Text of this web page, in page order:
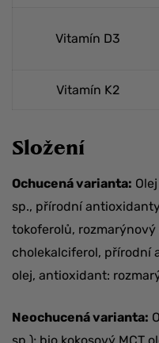
Vitamín D3
Vitamín K2
Složení
Ochucená varianta:
sp., přírodní
tokoferolů,
cholekalciferol, přírodní
olej, antioxidant:
Neochucená varianta: